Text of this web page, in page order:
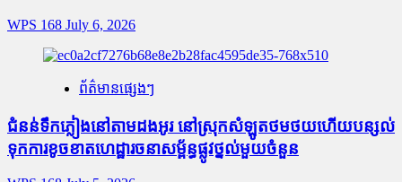
WPS 168 July 6, 2026
ព័ត៌មានផ្សេងៗ
ជំនន់​ទឹកភ្លៀង​នៅ​តាម​ដងអូរ​ នៅ​ស្រុក​សំឡូត​ថមថយ​ហើយ​បន្សល់​
ទុក​ការ​ខូចខាត​ហេដ្ឋារចនាសម្ព័ន្ធ​ផ្លូវថ្នល់​មួយ​ចំនួន